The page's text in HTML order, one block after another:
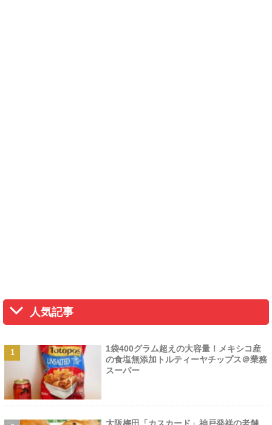
人気記事
1袋400グラム超えの大容量！メキシコ産
の食塩無添加トルティーヤチップス＠業務
スーパー